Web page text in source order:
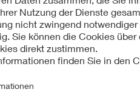
Mit unserem DKE
fassen wir die